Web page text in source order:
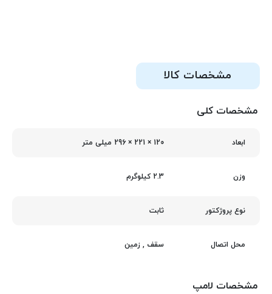
مشخصات کالا
مشخصات کلی
ابعاد 120 × 221 × 296 میلی‌ متر
وزن 2.3 کیلوگرم
نوع پروژکتور ثابت
محل اتصال سقف , زمین
مشخصات لامپ